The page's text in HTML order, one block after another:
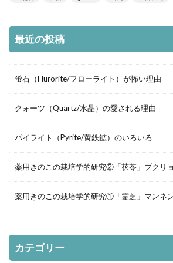
最近の投稿
蛍石（Flurorite/フローライト）が怖い理由
クォーツ（Quartz/水晶）の愛される理由
パイライト（Pyrite/黄鉄鉱）のいろいろ
薬用きのこの栽培学的研究②「茯苓」ブクリ
薬用きのこの栽培学的研究①「霊芝」マンネ
カテゴリー